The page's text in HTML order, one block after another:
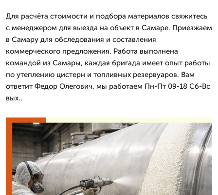
Для расчёта стоимости и подбора материалов свяжитесь
с менеджером для выезда на объект в Самаре. Приезжаем
в Самару для обследования и составления
коммерческого предложения. Работа выполнена
командой из Самары, каждая бригада имеет опыт работы
по утеплению цистерн и топливных резервуаров. Вам
ответит Федор Олегович, мы работаем Пн-Пт 09-18 Сб-Вс
вых..